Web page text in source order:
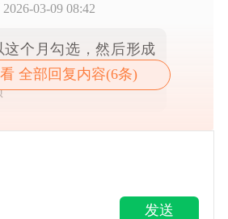
2026-03-09 08:42
这个月勾选，然后形成
以抵扣以后月份的销
全部回复内容(6条)
发送